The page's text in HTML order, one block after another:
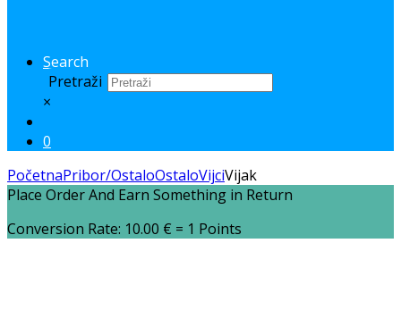
Search
Pretraži
×
0
PočetnaPribor/OstaloOstaloVijciVijak
Place Order And Earn Something in Return
Conversion Rate: 10.00 € = 1 Points